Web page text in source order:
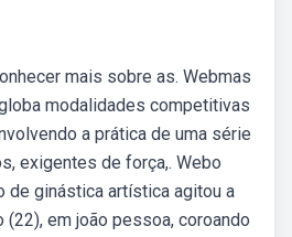
mais sobre as. Webmas
modalidades competitivas
a prática de uma série
exigentes de força,. Webo
de ginástica artística agitou a
(22), em joão pessoa, coroando